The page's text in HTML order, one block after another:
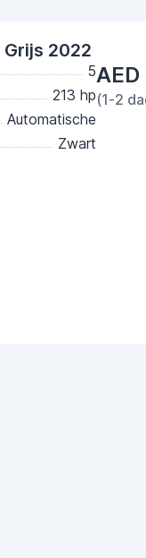
Grijs 2022
5
213 hp
Automatische
Zwart
(1-2